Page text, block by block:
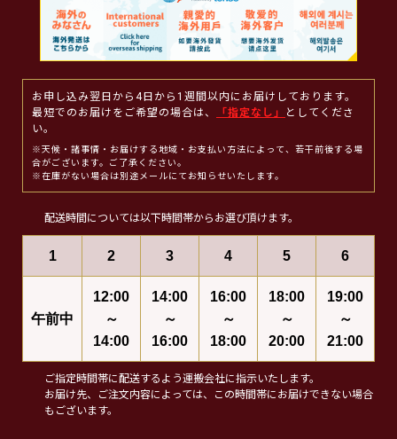
お申し込み翌日から4日から1週間以内にお届けしております。
最短でのお届けをご希望の場合は、
「指定なし」
としてくださ
い。
※天候・諸事情・お届けする地域・お支払い方法によって、若干前後する場
合がございます。ご了承ください。
※在庫がない場合は別途メールにてお知らせいたします。
配送時間については以下時間帯からお選び頂けます。
1 2 3 4 5 6
午前中
12:00
～
14:00
14:00
～
16:00
16:00
～
18:00
18:00
～
20:00
19:00
～
21:00
ご指定時間帯に配送するよう運搬会社に指示いたします。
お届け先、ご注文内容によっては、この時間帯にお届けできない場合
もございます。